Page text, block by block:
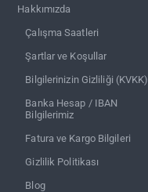
Hakkımızda
Çalışma Saatleri
Şartlar ve Koşullar
Bilgilerinizin Gizliliği (KVKK)
Banka Hesap / IBAN
Bilgilerimiz
Fatura ve Kargo Bilgileri
Gizlilik Politikası
Blog